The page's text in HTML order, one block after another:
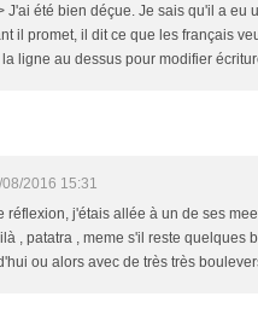
J'ai été bien déçue. Je sais qu'il a
il promet, il dit ce que les français
ligne au dessus pour modifier
08/2016 15:31
réflexion, j'étais allée à un de ses
, patatra , meme s'il reste quelques
ou alors avec de très très